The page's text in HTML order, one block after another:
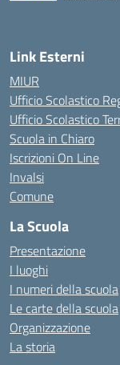
Link Esterni
MIUR
Ufficio Scolastico
Ufficio Scolastico
Scuola in Chiaro
Iscrizioni On Line
Invalsi
Comune
La Scuola
Presentazione
I luoghi
I numeri della scuola
Le carte della scuola
Organizzazione
La storia